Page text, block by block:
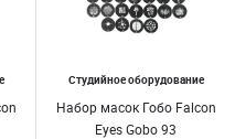
Студийное оборудование
Набор масок Гобо Falcon
Eyes Gobo 93